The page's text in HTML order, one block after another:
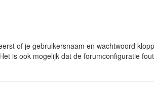
of je gebruikersnaam en wachtwoord
is ook mogelijk dat de forumconfiguratie